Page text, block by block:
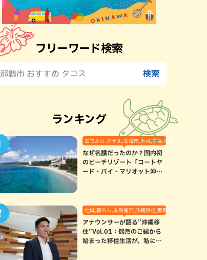
フリーワード検索
ランキング
おでかけ,ホテル,名護市,地域,本島北部
なぜ名護だったのか？国内初
のビーチリゾート「コートヤ
ード・バイ・マリオット沖縄
地域,暮らし,本島南部,沖縄移住,那覇市
アナウンサーが語る”沖縄移
住”Vol.01：偶然のご縁から
始まった移住生活が、私にと